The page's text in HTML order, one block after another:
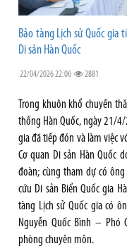
Bảo tàng Lịch sử Quốc gia
Di sản Hàn Quốc
22/04/2026 22:06 2881
Trong khuôn khổ chuyến
thống Hàn Quốc, ngày 21/
gia đã tiếp đón và làm việc
Cơ quan Di sản Hàn Quốc
đoàn; cùng tham dự có ông
cứu Di sản Biển Quốc gia
tàng Lịch sử Quốc gia có
Nguyễn Quốc Bình – Phó
phòng chuyên môn.